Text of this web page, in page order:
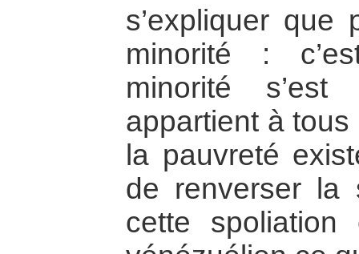
s’expliquer que
minorité :
minorité
appartient à
la pauvreté
de renverser la
cette